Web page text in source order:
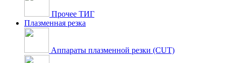
Прочее ТИГ
Плазменная резка
Аппараты плазменной резки (CUT)